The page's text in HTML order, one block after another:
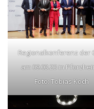
Regionalkonferenz der
am 09.03.23 in
Foto: Tobias Koch